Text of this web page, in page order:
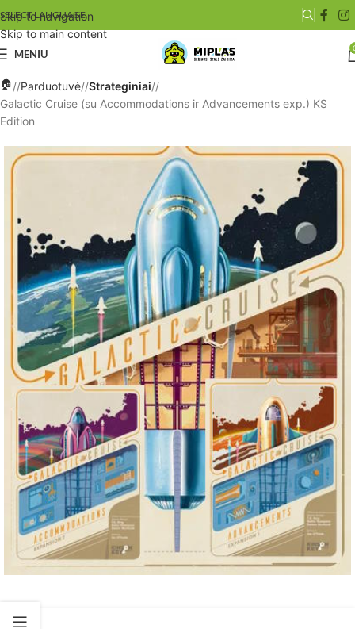
Skip to navigation
Skip to main content
SELECT LANGUAGE
MENIU
/ Parduotuvė/ Strateginiai/
Galactic Cruise (su Accommodations ir Advancements exp.) KS
Edition